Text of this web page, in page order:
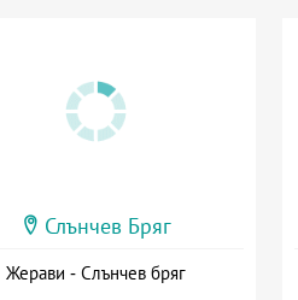
Слънчев Бряг
Жерави - Слънчев бряг